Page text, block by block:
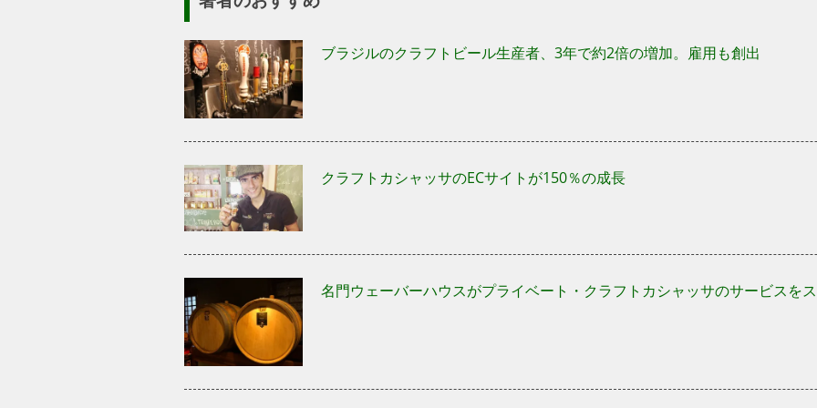
ブラジルのクラフトビール生産者、3年で約2倍の増加。雇用も創出
クラフトカシャッサのECサイトが150％の成長
名門ウェーバーハウスがプライベート・クラフトカシャッサのサービスを